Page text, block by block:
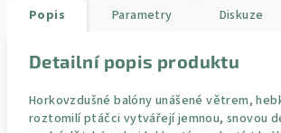
Popis Parametry Diskuze
Detailní popis produktu
Horkovzdušné balóny unášené větrem,
roztomilí ptáčci vytvářejí jemnou, snovou